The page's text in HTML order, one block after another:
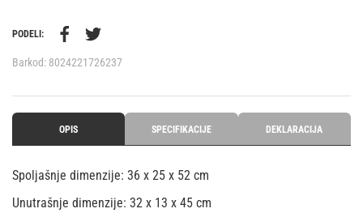
PODELI:
Barkod: 8024221726237
OPIS SPECIFIKACIJE DEKLARACIJA
Spoljašnje dimenzije: 36 x 25 x 52 cm
Unutrašnje dimenzije: 32 x 13 x 45 cm